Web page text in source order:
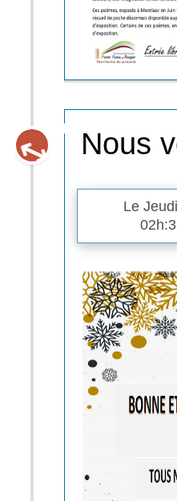
hommes et
liberté de
une
cette pratique
hommes et
Les femmes
était exclue.
raconte
populaire et le
de femmes
l’ouvrir au
La projection
rencontre en
Pierre
Fabrice
Vous pouvez
complet du
Documentaire
et nombreux
culturelle-
Le